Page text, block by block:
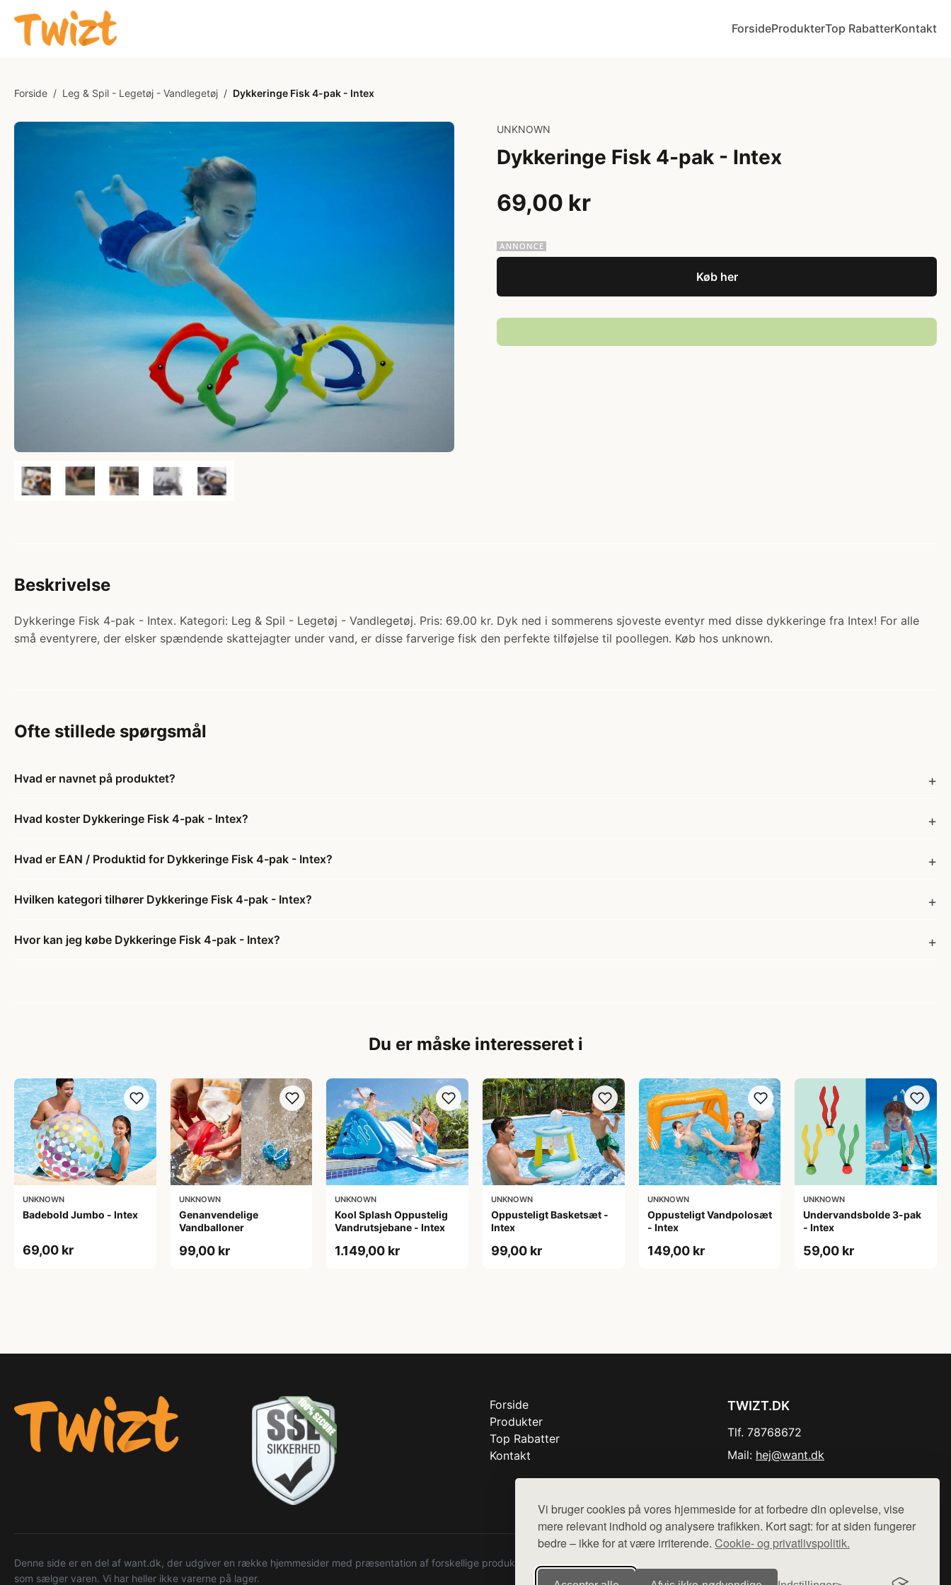
Vi bruger cookies på vores hjemmeside for at forbedre din oplevelse, vise
mere relevant indhold og analysere trafikken. Kort sagt: for at siden fungerer
bedre – ikke for at være irriterende. Cookie- og privatlivspolitik.
ForsideProdukterTop RabatterKontakt
Forside / Leg & Spil - Legetøj - Vandlegetøj / Dykkeringe Fisk 4-pak - Intex
UNKNOWN
Dykkeringe Fisk 4-pak - Intex
69,00 kr
Køb her
Beskrivelse
Dykkeringe Fisk 4-pak - Intex. Kategori: Leg & Spil - Legetøj - Vandlegetøj. Pris: 69.00 kr. Dyk ned i sommerens sjoveste eventyr med disse dykkeringe fra Intex! For alle
små eventyrere, der elsker spændende skattejagter under vand, er disse farverige fisk den perfekte tilføjelse til poollegen. Køb hos unknown.
Ofte stillede spørgsmål
Hvad er navnet på produktet?
Hvad koster Dykkeringe Fisk 4-pak - Intex?
Hvad er EAN / Produktid for Dykkeringe Fisk 4-pak - Intex?
Hvilken kategori tilhører Dykkeringe Fisk 4-pak - Intex?
Hvor kan jeg købe Dykkeringe Fisk 4-pak - Intex?
Du er måske interesseret i
UNKNOWN
Badebold Jumbo - Intex
69,00 kr
UNKNOWN
Genanvendelige
Vandballoner
99,00 kr
UNKNOWN
Kool Splash Oppustelig
Vandrutsjebane - Intex
1.149,00 kr
UNKNOWN
Oppusteligt Basketsæt -
Intex
99,00 kr
UNKNOWN
Oppusteligt Vandpolosæt
- Intex
149,00 kr
UNKNOWN
Undervandsbolde 3-pak
- Intex
59,00 kr
Forside
Produkter
Top Rabatter
Kontakt
TWIZT.DK
Tlf. 78768672
Mail: hej@want.dk
Denne side er en del af want.dk, der udgiver en række hjemmesider med præsentation af forskellige produkter fra diverse webshops. Der sælges ikke varer fra denne side - vi henviser til de shops,
som sælger varen. Vi har heller ikke varerne på lager.